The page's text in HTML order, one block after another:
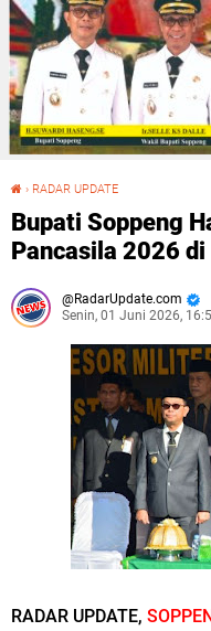
› RADAR UPDATE
Bupati Soppeng
Pancasila 2026
RadarUpdate.com
Senin, 01 Juni 2026,
RADAR UPDATE,